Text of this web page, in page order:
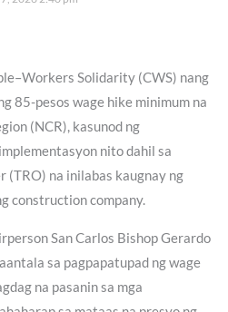
Solidarity (CWS) nang
85-pesos wage hike minimum na
(NCR), kasunod ng
nito dahil sa
(TRO) na inilabas kaugnay ng
construction company.
San Carlos Bishop Gerardo
sa pagpapatupad ng wage
na pasanin sa mga